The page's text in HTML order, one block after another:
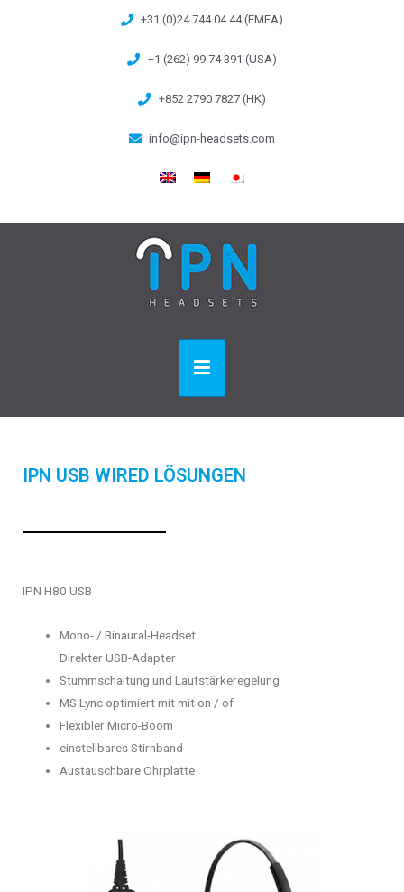
+31 (0)24 744 04 44 (EMEA)
+1 (262) 99 74 391 (USA)
+852 2790 7827 (HK)
info@ipn-headsets.com
IPN USB WIRED LÖSUNGEN
IPN H80 USB
Mono- / Binaural-Headset
Direkter USB-Adapter
Stummschaltung und Lautstärkeregelung
MS Lync optimiert mit mit on / of
Flexibler Micro-Boom
einstellbares Stirnband
Austauschbare Ohrplatte